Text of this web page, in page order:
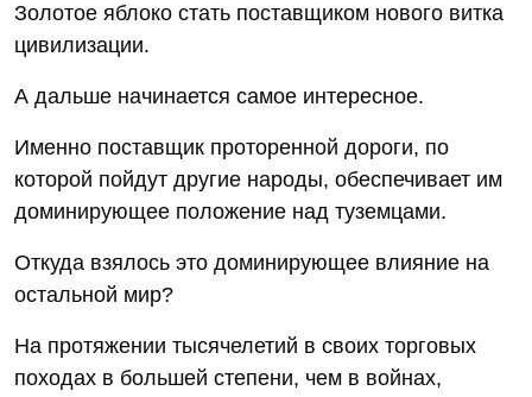
Золотое яблоко стать поставщиком нового витка
цивилизации.
А дальше начинается самое интересное.
Именно поставщик проторенной дороги, по
которой пойдут другие народы, обеспечивает им
доминирующее положение над туземцами.
Откуда взялось это доминирующее влияние на
остальной мир?
На протяжении тысячелетий в своих торговых
походах в большей степени, чем в войнах,